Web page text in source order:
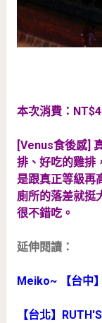
本次消費：
[Venus食後感]
排、好吃的雞排
是跟真正等級再
廁所的落差就挺
很不錯吃。
延伸閱讀：
Meiko~ 【台中
【台北】